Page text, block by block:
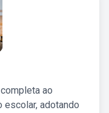
ao
adotando